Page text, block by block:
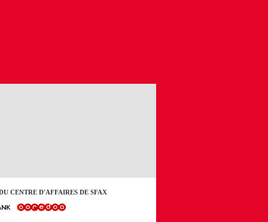
CENTRE D'AFFAIRES DE SFAX